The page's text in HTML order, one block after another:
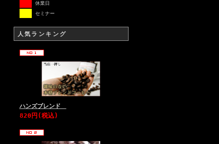
休業日
セミナー
人気ランキング
ハンズブレンド
820円(税込)